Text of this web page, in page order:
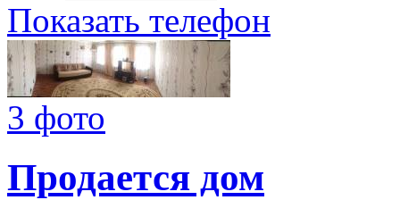
Показать телефон
3 фото
Продается дом